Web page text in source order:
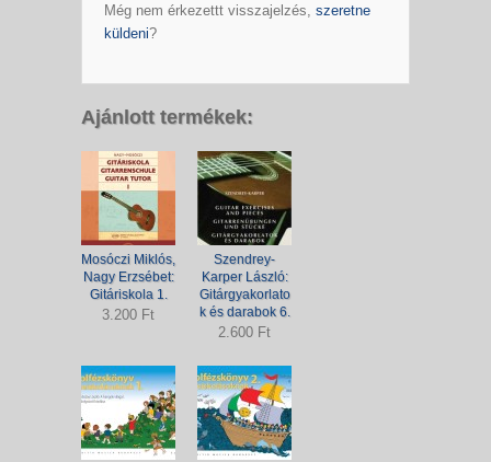
Még nem érkezettt visszajelzés, szeretne
küldeni?
Ajánlott termékek:
Mosóczi Miklós,
Nagy Erzsébet:
Gitáriskola 1.
3.200 Ft
Szendrey-
Karper László:
Gitárgyakorlato
k és darabok 6.
2.600 Ft